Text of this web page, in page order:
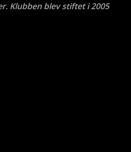
Klubben blev stiftet i 2005